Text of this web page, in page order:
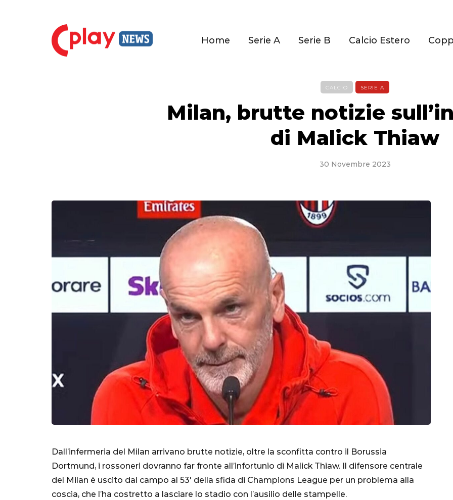
Home Serie A Serie B Calcio Estero
CALCIO SERIE A
Milan, brutte notizie
di Malick Thiaw
30 Novembre 2023
Dall’infermeria del Milan arrivano brutte notizie, oltre la sconfitta contro il Borussia
Dortmund, i rossoneri dovranno far fronte all’infortunio di Malick Thiaw. Il difensore centrale
del Milan è uscito dal campo al 53′ della sfida di Champions League per un problema alla
coscia, che l’ha costretto a lasciare lo stadio con l’ausilio delle stampelle.